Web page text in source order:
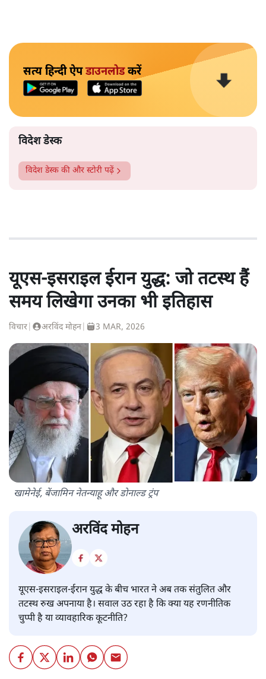
सत्य हिन्दी ऐपडाउनलोडकरें
विदेश डेस्क
विदेश डेस्क की और स्टोरी पढ़ें
यूएस-इसराइल ईरान युद्ध: जो तटस्थ हैं
समय लिखेगा उनका भी इतिहास
विचार अरविंद मोहन 3 MAR, 2026
खामेनेई, बेंजामिन नेतन्याहू और डोनाल्ड ट्रंप
अरविंद मोहन
यूएस-इसराइल-ईरान युद्ध के बीच भारत ने अब तक संतुलित और
तटस्थ रुख अपनाया है। सवाल उठ रहा है कि क्या यह रणनीतिक
चुप्पी है या व्यावहारिक कूटनीति?